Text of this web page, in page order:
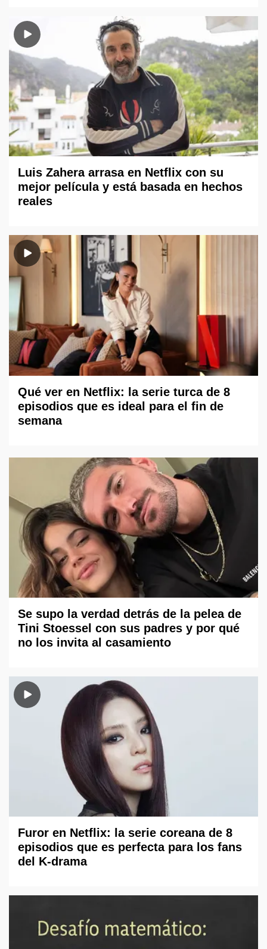
Luis Zahera arrasa en Netflix con su
mejor película y está basada en hechos
reales
Qué ver en Netflix: la serie turca de 8
episodios que es ideal para el fin de
semana
Se supo la verdad detrás de la pelea de
Tini Stoessel con sus padres y por qué
no los invita al casamiento
Furor en Netflix: la serie coreana de 8
episodios que es perfecta para los fans
del K-drama